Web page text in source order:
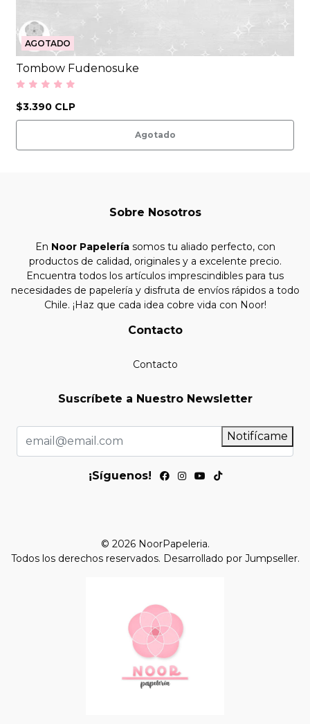
AGOTADO
Tombow Fudenosuke
$3.390 CLP
Agotado
Sobre Nosotros
En Noor Papeleríasomos tu aliado perfecto, con
productos de calidad, originales y a excelente precio.
Encuentra todos los artículos imprescindibles para tus
necesidades de papelería y disfruta de envíos rápidos a todo
Chile. ¡Haz que cada idea cobre vida con Noor!
Contacto
Contacto
Suscríbete a Nuestro Newsletter
Notifícame
¡Síguenos!
© 2026 NoorPapeleria.
Todos los derechos reservados. Desarrollado por Jumpseller.